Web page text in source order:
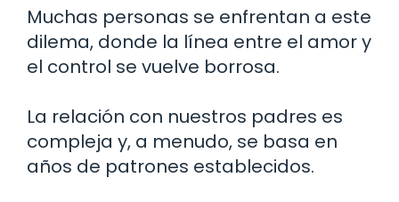
Muchas personas se enfrentan a este
dilema, donde la línea entre el amor y
el control se vuelve borrosa.
La relación con nuestros padres es
compleja y, a menudo, se basa en
años de patrones establecidos.